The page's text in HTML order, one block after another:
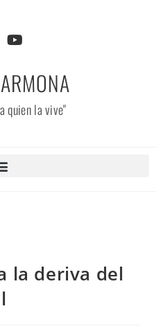
quien la vive"
la deriva del